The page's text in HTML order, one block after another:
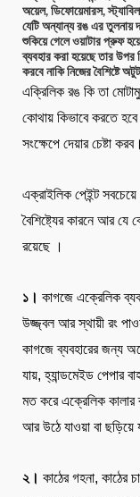
অয়েল, ডিফোয়েমারস,
যেটি অন্যান্য রঙ এর তুলনায়
শুকিয়ে গেলে ওয়াটার প্রুফ
ব্যবহার করা হয়েছে তার
করবে নাকি নিজের বৈশিষ্টে
এক্রিলিক রঙ কি তা
কোথায় কিভাবে করতে
সংক্ষেপে দেয়ার চেষ্টা করব।
এক্রাইলিক পেইন্ট
বৈশিষ্ট্যের কারনে আর যে
রয়েছে ।
১। কাগজে এক্রেলিক
উজ্জ্বল আর স্থায়ী রং
কাগজে ব্যবহারের জন্য
যায়, হ্যান্ডমেইড পেপার
মত করে এক্রেলিক কালার
আর উঠে যাওয়া বা ছড়িয়ে
২। কাঠের গহনা, কাঠের